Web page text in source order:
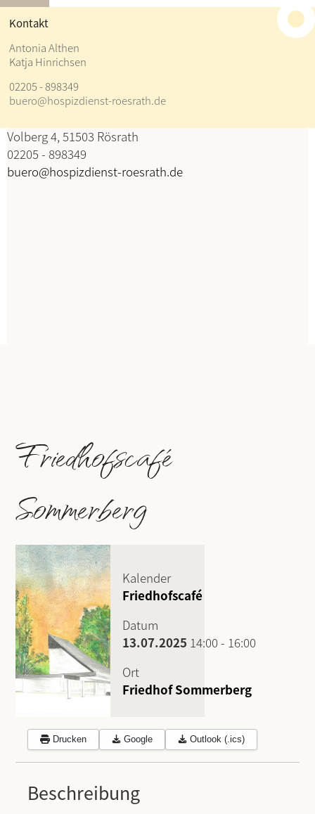
Kontakt
Antonia Althen
Katja Hinrichsen
02205 - 898349
buero@hospizdienst-roesrath.de
Kontakt
Antonia Althen
Katja Hinrichsen
Volberg 4, 51503 Rösrath
02205 - 898349
buero@hospizdienst-roesrath.de
Friedhofscafé
Sommerberg
Kalender
Friedhofscafé
Datum
13.07.2025 14:00- 16:00
Ort
Friedhof Sommerberg
Drucken Google Outlook (.ics)
Beschreibung
≡